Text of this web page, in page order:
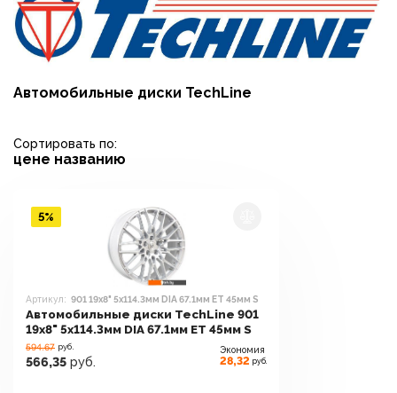
Автомобильные диски TechLine
Сортировать по:
цене названию
Артикул: 901 19x8" 5x114.3мм DIA 67.1мм ET 45мм S
Автомобильные диски TechLine 901
19x8" 5x114.3мм DIA 67.1мм ET 45мм S
594.67 руб.
566,35 руб.
Экономия
28,32 руб.
5%